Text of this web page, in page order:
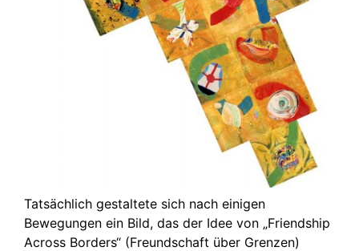
Tatsächlich gestaltete sich nach einigen
Bewegungen ein Bild, das der Idee von „Friendship
Across Borders“ (Freundschaft über Grenzen)